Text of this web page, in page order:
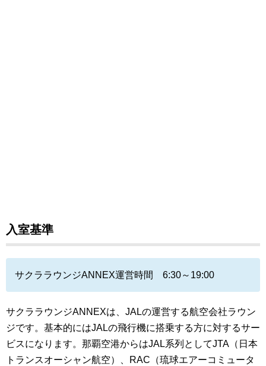
入室基準
サクララウンジANNEX運営時間 6:30～19:00
サクララウンジANNEXは、JALの運営する航空会社ラウン
ジです。基本的にはJALの飛行機に搭乗する方に対するサー
ビスになります。那覇空港からはJAL系列としてJTA（日本
トランスオーシャン航空）、RAC（琉球エアーコミュータ